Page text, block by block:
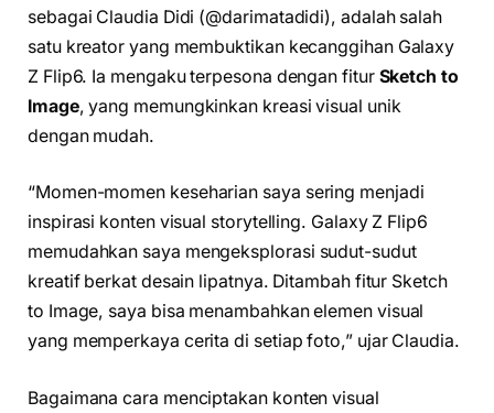
sebagai Claudia Didi (@darimatadidi), adalah salah
satu kreator yang membuktikan kecanggihan Galaxy
Z Flip6. Ia mengaku terpesona dengan fitur Sketch to
Image, yang memungkinkan kreasi visual unik
dengan mudah.
“Momen-momen keseharian saya sering menjadi
inspirasi konten visual storytelling. Galaxy Z Flip6
memudahkan saya mengeksplorasi sudut-sudut
kreatif berkat desain lipatnya. Ditambah fitur Sketch
to Image, saya bisa menambahkan elemen visual
yang memperkaya cerita di setiap foto,” ujar Claudia.
Bagaimana cara menciptakan konten visual